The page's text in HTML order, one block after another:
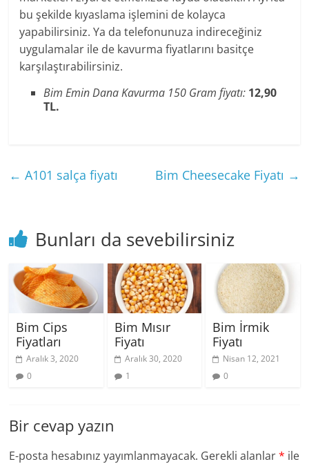
bu şekilde kıyaslama işlemini de kolayca
yapabilirsiniz. Ya da telefonunuza indireceğiniz
uygulamalar ile de kavurma fiyatlarını basitçe
karşılaştırabilirsiniz.
Bim Emin Dana Kavurma 150 Gram fiyatı: 12,90
TL.
← A101 salça fiyatı Bim Cheesecake Fiyatı →
Bunları da sevebilirsiniz
Bim Cips
Fiyatları
Aralık 3, 2020
0
Bim Mısır
Fiyatı
Aralık 30, 2020
1
Bim İrmik
Fiyatı
Nisan 12, 2021
0
Bir cevap yazın
E-posta hesabınız yayımlanmayacak. Gerekli alanlar* ile